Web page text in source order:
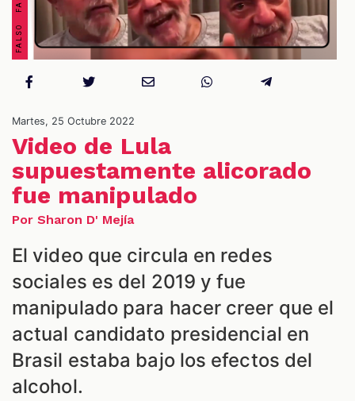
Martes, 25 Octubre 2022
Video de Lula
supuestamente alicorado
fue manipulado
Por Sharon D' Mejía
El video que circula en redes
sociales es del 2019 y fue
manipulado para hacer creer que el
actual candidato presidencial en
Brasil estaba bajo los efectos del
alcohol.